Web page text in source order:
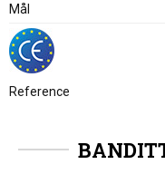
Mål
Reference